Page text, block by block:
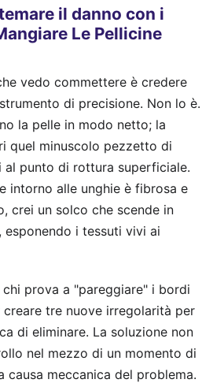
il danno con i
Le Pellicine
vedo commettere è credere
di precisione. Non lo è.
la pelle in modo netto; la
quel minuscolo pezzetto di
al punto di rottura superficiale.
intorno alle unghie è fibrosa e
crei un solco che scende in
i tessuti vivi ai
chi prova a "pareggiare" i bordi
tre nuove irregolarità per
di eliminare. La soluzione non
nel mezzo di un momento di
causa meccanica del problema.